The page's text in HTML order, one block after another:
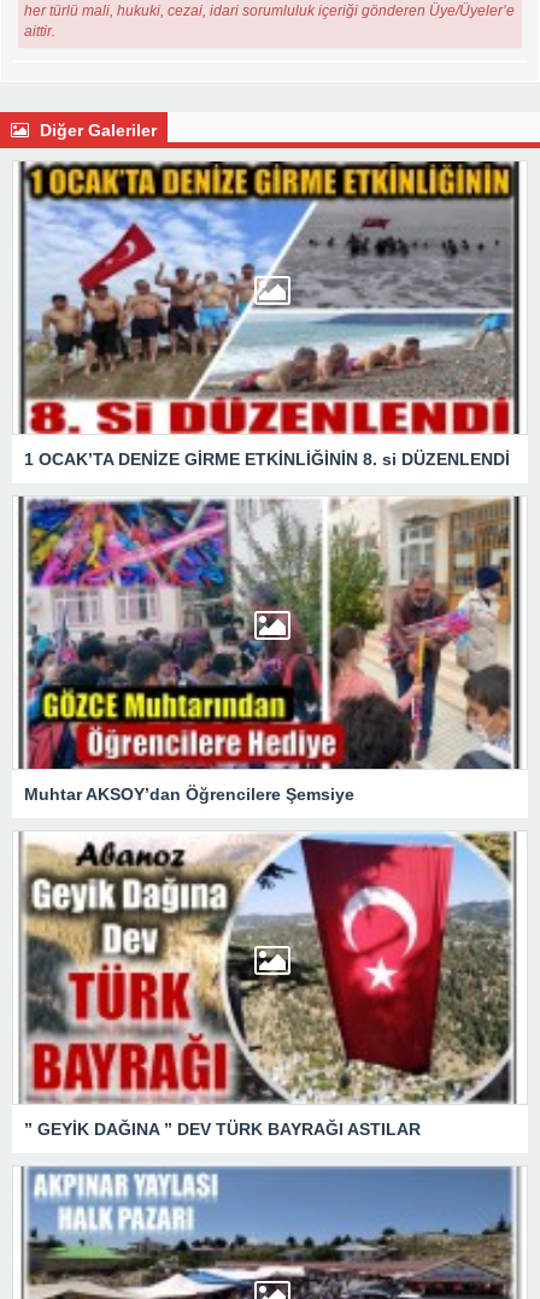
her türlü mali, hukuki, cezai, idari sorumluluk içeriği gönderen Üye/Üyeler’e
aittir.
Diğer Galeriler
1 OCAK’TA DENİZE GİRME ETKİNLİĞİNİN 8. si DÜZENLENDİ
Muhtar AKSOY’dan Öğrencilere Şemsiye
” GEYİK DAĞINA ” DEV TÜRK BAYRAĞI ASTILAR